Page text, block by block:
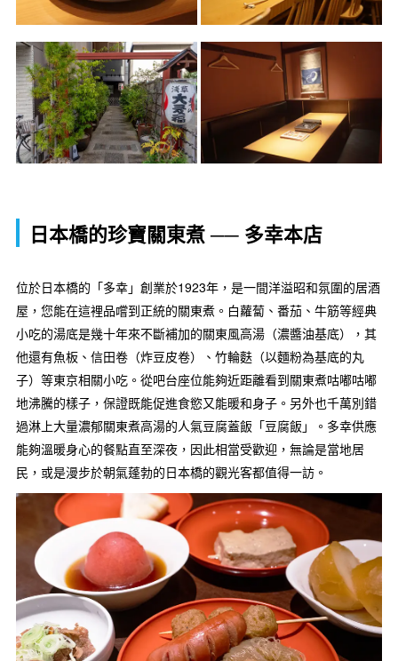
日本橋的珍寶關東煮 ── 多幸本店
位於日本橋的「多幸」創業於1923年，是一間洋溢昭和氛圍的居酒
屋，您能在這裡品嚐到正統的關東煮。白蘿蔔、番茄、牛筋等經典
小吃的湯底是幾十年來不斷補加的關東風高湯（濃醬油基底），其
他還有魚板、信田卷（炸豆皮卷）、竹輪麩（以麵粉為基底的丸
子）等東京相關小吃。從吧台座位能夠近距離看到關東煮咕嘟咕嘟
地沸騰的樣子，保證既能促進食慾又能暖和身子。另外也千萬別錯
過淋上大量濃郁關東煮高湯的人氣豆腐蓋飯「豆腐飯」。多幸供應
能夠溫暖身心的餐點直至深夜，因此相當受歡迎，無論是當地居
民，或是漫步於朝氣蓬勃的日本橋的觀光客都值得一訪。